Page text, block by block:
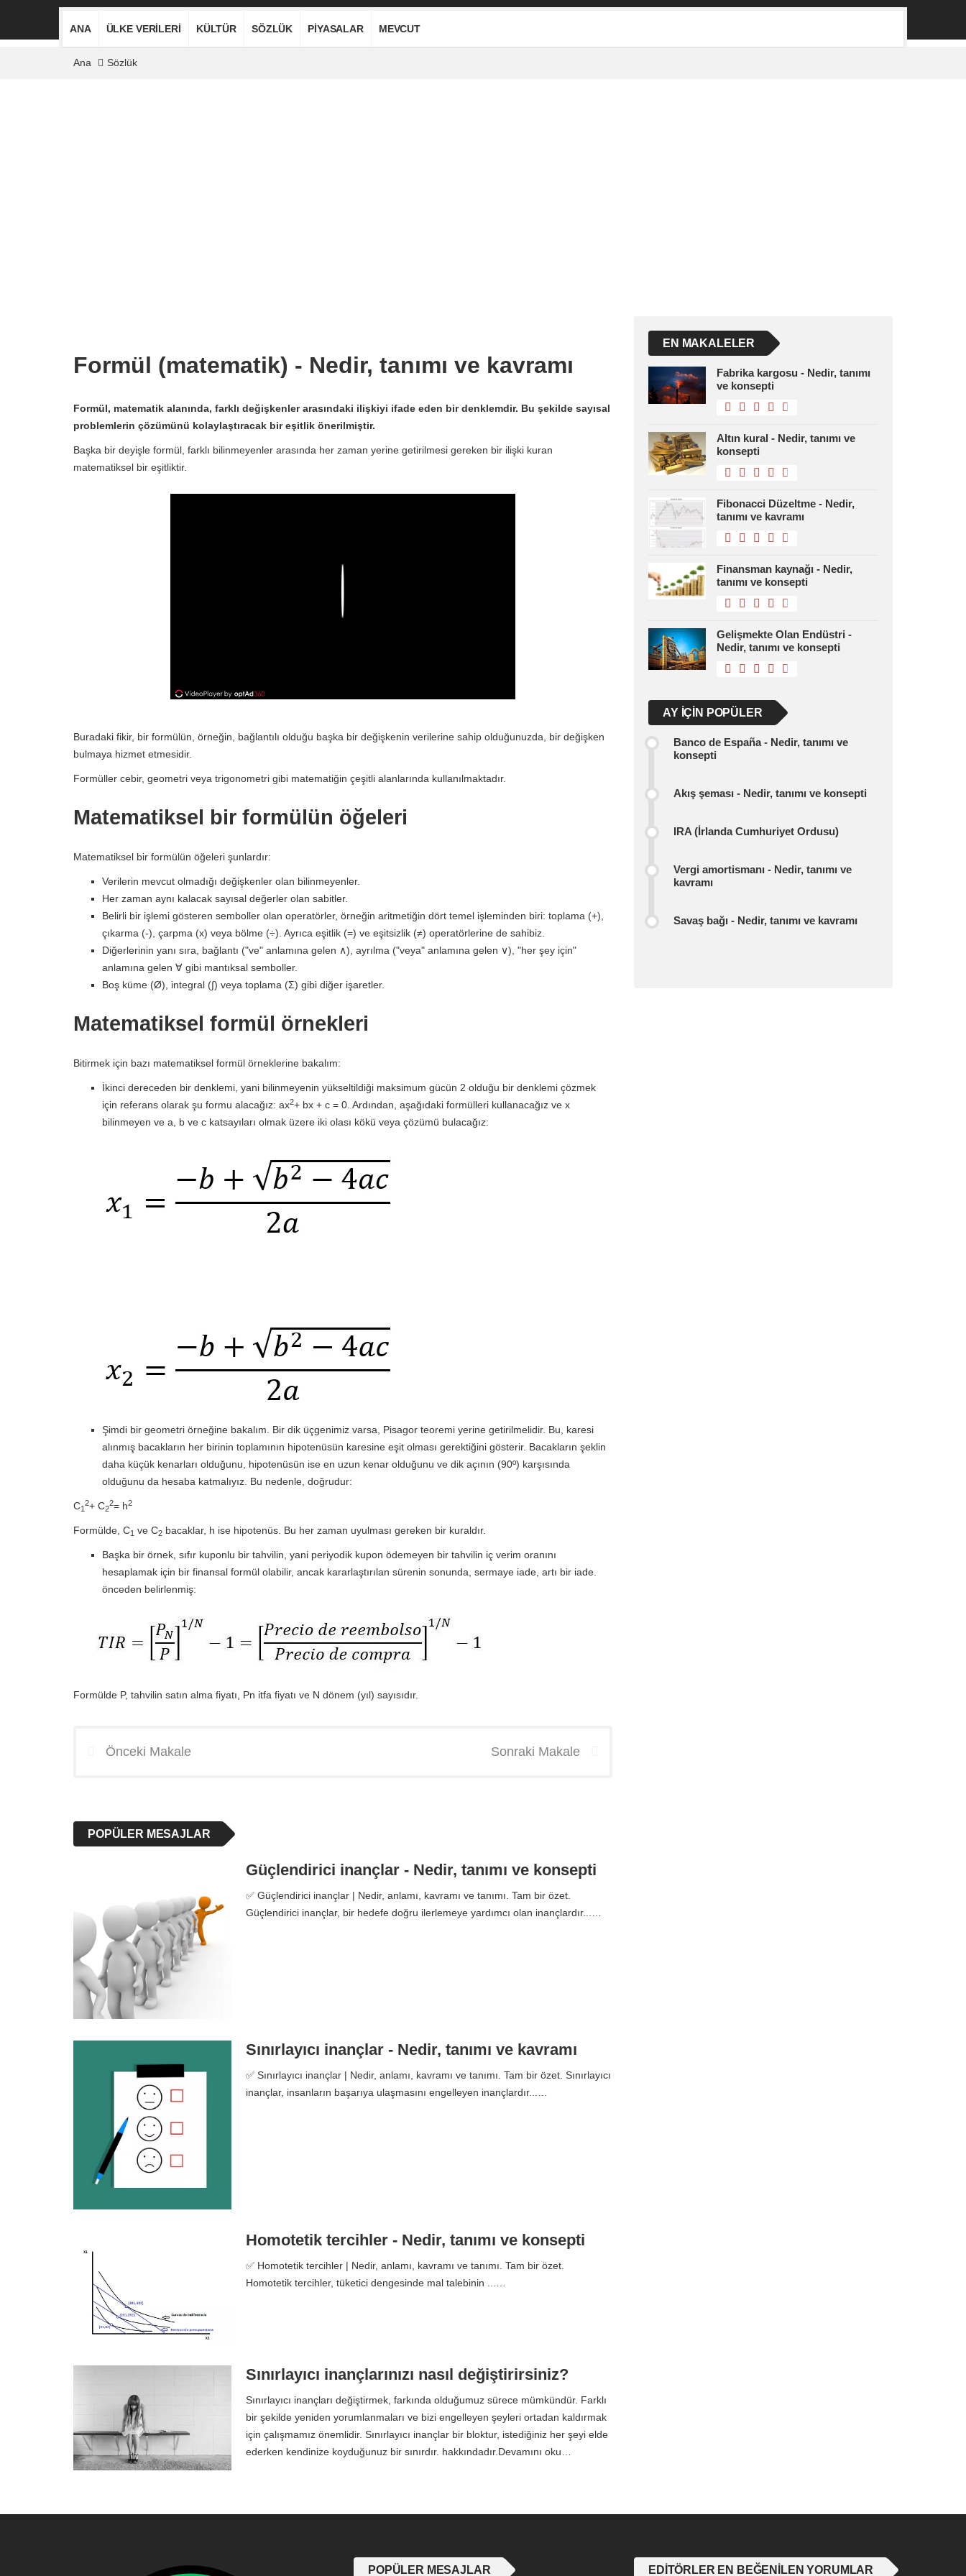
ANA ÜLKE VERILERI KÜLTÜR SÖZLÜK PIYASALAR MEVCUT
Ana Sözlük
Formül (matematik) - Nedir, tanımı ve kavramı
Formül, matematik alanında, farklı değişkenler arasındaki ilişkiyi ifade eden bir denklemdir. Bu şekilde sayısal
problemlerin çözümünü kolaylaştıracak bir eşitlik önerilmiştir.
Başka bir deyişle formül, farklı bilinmeyenler arasında her zaman yerine getirilmesi gereken bir ilişki kuran
matematiksel bir eşitliktir.
Buradaki fikir, bir formülün, örneğin, bağlantılı olduğu başka bir değişkenin verilerine sahip olduğunuzda, bir değişken
bulmaya hizmet etmesidir.
Formüller cebir, geometri veya trigonometri gibi matematiğin çeşitli alanlarında kullanılmaktadır.
Matematiksel bir formülün öğeleri
Matematiksel bir formülün öğeleri şunlardır:
Verilerin mevcut olmadığı değişkenler olan bilinmeyenler.
Her zaman aynı kalacak sayısal değerler olan sabitler.
Belirli bir işlemi gösteren semboller olan operatörler, örneğin aritmetiğin dört temel işleminden biri: toplama (+),
çıkarma (-), çarpma (x) veya bölme (÷). Ayrıca eşitlik (=) ve eşitsizlik (≠) operatörlerine de sahibiz.
Diğerlerinin yanı sıra, bağlantı ("ve" anlamına gelen ∧), ayrılma ("veya" anlamına gelen ∨), "her şey için"
anlamına gelen ∀ gibi mantıksal semboller.
Boş küme (Ø), integral (∫) veya toplama (Σ) gibi diğer işaretler.
Matematiksel formül örnekleri
Bitirmek için bazı matematiksel formül örneklerine bakalım:
İkinci dereceden bir denklemi, yani bilinmeyenin yükseltildiği maksimum gücün 2 olduğu bir denklemi çözmek
için referans olarak şu formu alacağız: ax2+ bx + c = 0. Ardından, aşağıdaki formülleri kullanacağız ve x
bilinmeyen ve a, b ve c katsayıları olmak üzere iki olası kökü veya çözümü bulacağız:
Şimdi bir geometri örneğine bakalım. Bir dik üçgenimiz varsa, Pisagor teoremi yerine getirilmelidir. Bu, karesi
alınmış bacakların her birinin toplamının hipotenüsün karesine eşit olması gerektiğini gösterir. Bacakların şeklin
daha küçük kenarları olduğunu, hipotenüsün ise en uzun kenar olduğunu ve dik açının (90º) karşısında
olduğunu da hesaba katmalıyız. Bu nedenle, doğrudur:
C1
2+ C2
2= h2
Formülde, C1 ve C2 bacaklar, h ise hipotenüs. Bu her zaman uyulması gereken bir kuraldır.
Başka bir örnek, sıfır kuponlu bir tahvilin, yani periyodik kupon ödemeyen bir tahvilin iç verim oranını
hesaplamak için bir finansal formül olabilir, ancak kararlaştırılan sürenin sonunda, sermaye iade, artı bir iade.
önceden belirlenmiş:
Formülde P, tahvilin satın alma fiyatı, Pn itfa fiyatı ve N dönem (yıl) sayısıdır.
Önceki Makale Sonraki Makale
POPÜLER MESAJLAR
Güçlendirici inançlar - Nedir, tanımı ve konsepti
✅ Güçlendirici inançlar | Nedir, anlamı, kavramı ve tanımı. Tam bir özet.
Güçlendirici inançlar, bir hedefe doğru ilerlemeye yardımcı olan inançlardır...…
Sınırlayıcı inançlar - Nedir, tanımı ve kavramı
✅ Sınırlayıcı inançlar | Nedir, anlamı, kavramı ve tanımı. Tam bir özet. Sınırlayıcı
inançlar, insanların başarıya ulaşmasını engelleyen inançlardır...…
Homotetik tercihler - Nedir, tanımı ve konsepti
✅ Homotetik tercihler | Nedir, anlamı, kavramı ve tanımı. Tam bir özet.
Homotetik tercihler, tüketici dengesinde mal talebinin ...…
Sınırlayıcı inançlarınızı nasıl değiştirirsiniz?
Sınırlayıcı inançları değiştirmek, farkında olduğumuz sürece mümkündür. Farklı
bir şekilde yeniden yorumlanmaları ve bizi engelleyen şeyleri ortadan kaldırmak
için çalışmamız önemlidir. Sınırlayıcı inançlar bir bloktur, istediğiniz her şeyi elde
ederken kendinize koyduğunuz bir sınırdır. hakkındadır.Devamını oku…
EN MAKALELER
Fabrika kargosu - Nedir, tanımı
ve konsepti
Altın kural - Nedir, tanımı ve
konsepti
Fibonacci Düzeltme - Nedir,
tanımı ve kavramı
Finansman kaynağı - Nedir,
tanımı ve konsepti
Gelişmekte Olan Endüstri -
Nedir, tanımı ve konsepti
AY IÇIN POPÜLER
Banco de España - Nedir, tanımı ve
konsepti
Akış şeması - Nedir, tanımı ve konsepti
IRA (İrlanda Cumhuriyet Ordusu)
Vergi amortismanı - Nedir, tanımı ve
kavramı
Savaş bağı - Nedir, tanımı ve kavramı
POPÜLER MESAJLAR EDITÖRLER EN BEĞENILEN YORUMLAR